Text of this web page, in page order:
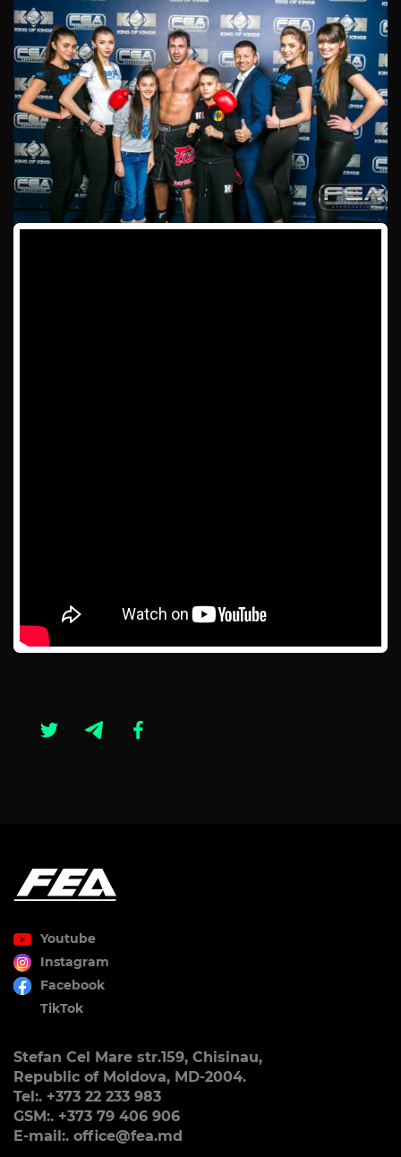
Youtube
Instagram
Facebook
TikTok
Stefan Cel Mare str.159, Chisinau,
Republic of Moldova, MD-2004.
Tel:. +373 22 233 983
GSM:. +373 79 406 906
E-mail:. office@fea.md